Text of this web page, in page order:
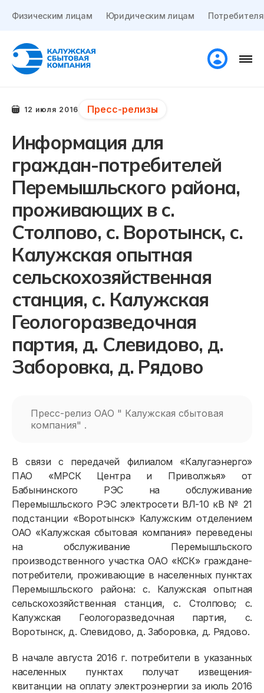
Физическим лицам Юридическим лицам
12 июля 2016 Пресс-релизы
Информация для
граждан-потребителей
Перемышльского района,
проживающих в с.
Столпово, с. Воротынск, с.
Калужская опытная
сельскохозяйственная
станция, с. Калужская
Геологоразведочная
партия, д. Слевидово, д.
Заборовка, д. Рядово
Пресс-релиз ОАО " Калужская сбытовая
компания" .
В связи с передачей филиалом «Калугаэнерго»
ПАО «МРСК Центра и Приволжья» от
Бабынинского РЭС на обслуживание
Перемышльского РЭС электросети ВЛ-10 кВ № 21
подстанции «Воротынск» Калужским отделением
ОАО «Калужская сбытовая компания» переведены
на обслуживание Перемышльского
производственного участка ОАО «КСК» граждане-
потребители, проживающие в населенных пунктах
Перемышльского района: с. Калужская опытная
сельскохозяйственная станция, с. Столпово; с.
Калужская Геологоразведочная партия, с.
Воротынск, д. Слевидово, д. Заборовка, д. Рядово.
В начале августа 2016 г. потребители в указанных
населенных пунктах получат извещения-
квитанции на оплату электроэнергии за июль 2016